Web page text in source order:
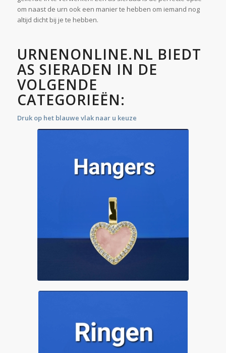
om naast de urn ook een manier te hebben om iemand nog
altijd dicht bij je te hebben.
URNENONLINE.NL BIEDT
AS SIERADEN IN DE
VOLGENDE
CATEGORIEËN:
Druk op het blauwe vlak naar u keuze